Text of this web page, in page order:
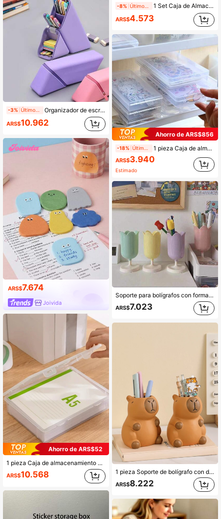
-3% Organizador de escritorio, estuche para lápices y soporte para bolígrafos de silicona de doble uso
ARS$10.962
ARS$7.674
Joivida
Ahorro de ARS$52
1 pieza Caja de almacenamiento de papelería transparente, soporte de escritorio minimalista de PP para oficina, escuela, vuelta a la escuela, útiles escolares
ARS$10.568
-8% 1 Set Caja de Almacenamiento Multifuncional + Soporte para Bolígrafos - Un Organizador de Escritorio Adecuado para Estudiantes y Uso de Oficina. Portátil y Fácil de Llevar. Aplicable para Suministros de Oficina Diarios, Suministros de Almacenamiento de Oficina, Cestas de Almacenamiento, Accesorios de Escritorio, Suministros de Oficina, Organización y Almacenamiento de Escritorio
ARS$4.573
Ahorro de ARS$856
-18% Últimos 1 días 1 pieza Caja de almacenamiento de plástico con pegatina, Caja organizadora de papelería transparente, Accesorios de escritorio de oficina para volver a la escuela, Accesorios de escritorio, Suministros de oficina, Soporte para bolígrafos, Accesorios de oficina, Suministros escolares
ARS$3.940
Estimado
Soporte para bolígrafos con forma de tulipán, Soporte para bolígrafos con forma de corazón para niñas, Tarro de almacenamiento de brochas de maquillaje, Accesorios de escritorio para la vuelta al colegio, Suministros de oficina, Accesorios de oficina, Suministros escolares
ARS$7.023
1 pieza Soporte de bolígrafo con diseño de capibara de dibujos animados, organizador de brochas de maquillaje creativo y divertido, estantería de almacenamiento multifuncional para lápices, bolígrafos, útiles escolares y accesorios de oficina
ARS$8.222